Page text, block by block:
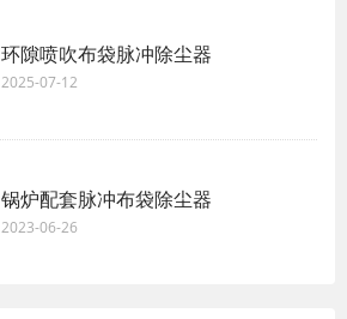
环隙喷吹布袋脉冲除尘器
2025-07-12
锅炉配套脉冲布袋除尘器
2023-06-26